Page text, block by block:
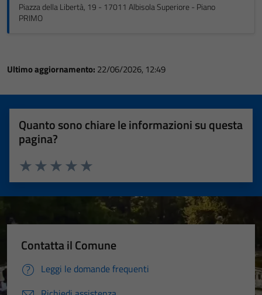
Piazza della Libertà, 19 - 17011 Albisola Superiore - Piano
PRIMO
Ultimo aggiornamento: 22/06/2026, 12:49
Quanto sono chiare le informazioni su questa
pagina?
Valuta 5 stelle su 5
Valuta 4 stelle su 5
Valuta 3 stelle su 5
Valuta 2 stelle su 5
Valuta 1 stelle su 5
Contatta il Comune
Leggi le domande frequenti